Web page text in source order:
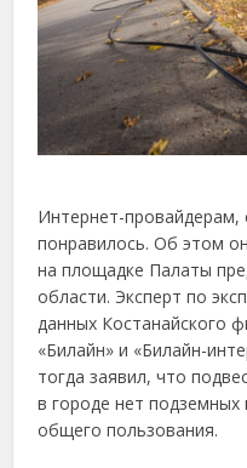
Интернет-провайдерам,
понравилось. Об этом
на площадке Палаты
области. Эксперт по
данных Костанайского
«Билайн» и «Билайн-
тогда заявил, что
в городе нет подземных
общего пользования.